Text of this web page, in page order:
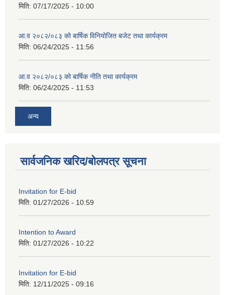
मिति: 07/17/2025 - 10:00
आ.व २०८२/०८३ को बार्षिक विनियोजित बजेट तथा कार्यक्रम
मिति: 06/24/2025 - 11:56
आ.व २०८२/०८३ को बार्षिक नीति तथा कार्यक्रम
मिति: 06/24/2025 - 11:53
अन्य
सार्वजनिक खरिद/बोलपत्र सूचना
Invitation for E-bid
मिति: 01/27/2026 - 10:59
Intention to Award
मिति: 01/27/2026 - 10:22
Invitation for E-bid
मिति: 12/11/2025 - 09:16